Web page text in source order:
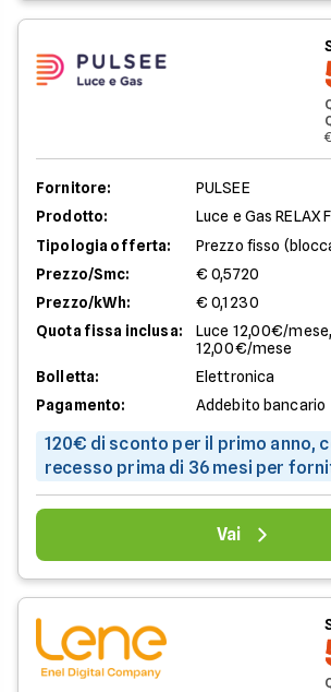
Fornitore:
PULSEE
Prodotto:
Luce e Gas RELAX
Tipologia offerta:
Prezzo fisso
Prezzo/Smc:
€ 0,5720
Prezzo/kWh:
€ 0,1230
Quota fissa inclusa:
Luce 12,00€/
12,00€/mese
Bolletta:
Elettronica
Pagamento:
Addebito bancario
120€ di sconto per il primo anno,
recesso prima di 36 mesi per
Vai